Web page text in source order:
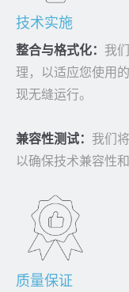
技术实施
整合与格式化： 我
理，以适应您使用
现无缝运行。
兼容性测试： 我们
以确保技术兼容性
质量保证